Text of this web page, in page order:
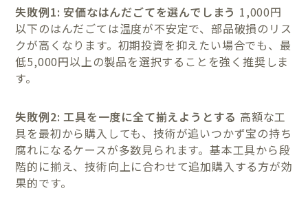
失敗例1: 安価なはんだごてを選んでしまう 1,000円
以下のはんだごては温度が不安定で、部品破損のリス
クが高くなります。初期投資を抑えたい場合でも、最
低5,000円以上の製品を選択することを強く推奨しま
す。
失敗例2: 工具を一度に全て揃えようとする 高額な工
具を最初から購入しても、技術が追いつかず宝の持ち
腐れになるケースが多数見られます。基本工具から段
階的に揃え、技術向上に合わせて追加購入する方が効
果的です。